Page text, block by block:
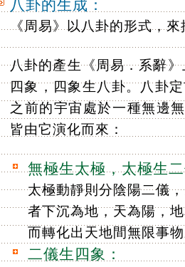
八卦的生成：
《周易》以八卦的形式，
八卦的產生《周易．系辭
四象，四象生八卦。八卦
之前的宇宙處於一種無邊
皆由它演化而來：
無極生太極，太極生
太極動靜則分陰陽二儀
者下沉為地，天為陽，
而轉化出天地間無限事
二儀生四象：